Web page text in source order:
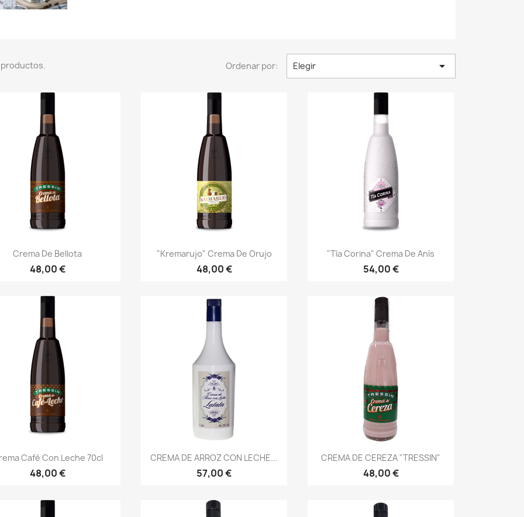
productos. Ordenar por: Elegir 
Vista rápida
Crema De Bellota
48,00 €
Vista rápida
"Kremarujo" Crema De Orujo
48,00 €
Vista rápida
"Tía Corina" Crema De Anís
54,00 €
Vista rápida
Café Con Leche 70cl
48,00 €
 Vista rápida
CREMA DE ARROZ CON LECHE...
57,00 €
Vista rápida
CREMA DE CEREZA "TRESSIN"
48,00 €